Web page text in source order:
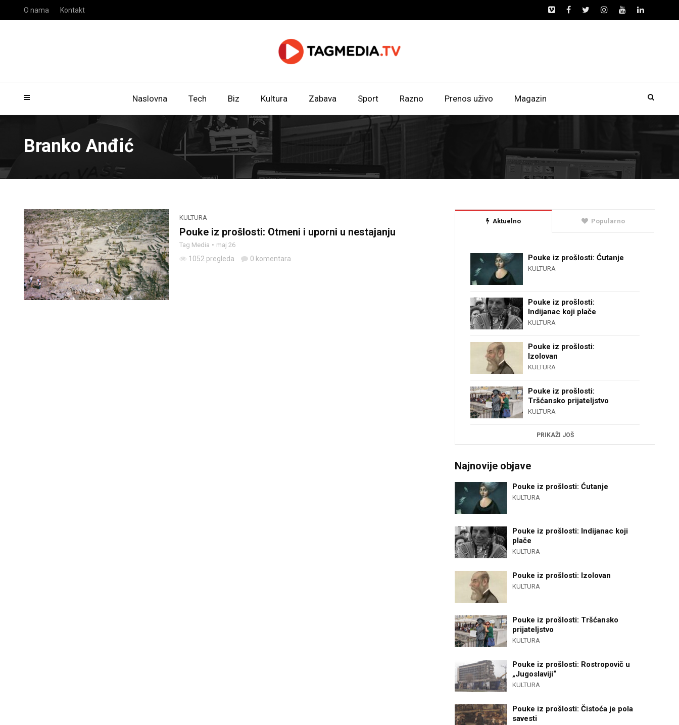
Naslovna Tech Biz Kultura Zabava Sport Razno Prenos uživo Magazin
O nama Kontakt
Branko Anđić
KULTURA
Pouke iz prošlosti: Otmeni i uporni u nestajanju
Tag Media maj 26
1052 pregleda 0 komentara
Aktuelno Popularno
Pouke iz prošlosti: Ćutanje
KULTURA
Pouke iz prošlosti:
Indijanac koji plače
KULTURA
Pouke iz prošlosti:
Izolovan
KULTURA
Pouke iz prošlosti:
Tršćansko prijateljstvo
KULTURA
PRIKAŽI JOŠ
Najnovije objave
Pouke iz prošlosti: Ćutanje
KULTURA
Pouke iz prošlosti: Indijanac koji
plače
KULTURA
Pouke iz prošlosti: Izolovan
KULTURA
Pouke iz prošlosti: Tršćansko
prijateljstvo
KULTURA
Pouke iz prošlosti: Rostropovič u
„Jugoslaviji“
KULTURA
Pouke iz prošlosti: Čistoća je pola
savesti